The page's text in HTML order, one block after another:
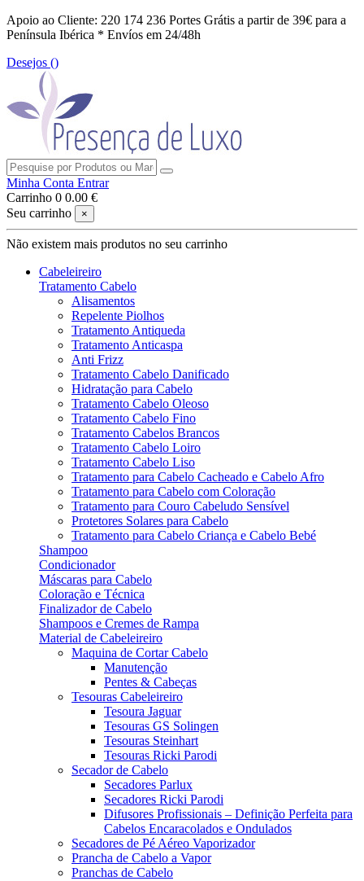
Apoio ao Cliente: 220 174 236 Portes Grátis a partir de 39€ para a
Península Ibérica * Envíos em 24/48h
Desejos ()
Minha Conta Entrar
Carrinho 0 0.00 €
Seu carrinho
×
Não existem mais produtos no seu carrinho
Cabeleireiro
Tratamento Cabelo
Alisamentos
Repelente Piolhos
Tratamento Antiqueda
Tratamento Anticaspa
Anti Frizz
Tratamento Cabelo Danificado
Hidratação para Cabelo
Tratamento Cabelo Oleoso
Tratamento Cabelo Fino
Tratamento Cabelos Brancos
Tratamento Cabelo Loiro
Tratamento Cabelo Liso
Tratamento para Cabelo Cacheado e Cabelo Afro
Tratamento para Cabelo com Coloração
Tratamento para Couro Cabeludo Sensível
Protetores Solares para Cabelo
Tratamento para Cabelo Criança e Cabelo Bebé
Shampoo
Condicionador
Máscaras para Cabelo
Coloração e Técnica
Finalizador de Cabelo
Shampoos e Cremes de Rampa
Material de Cabeleireiro
Maquina de Cortar Cabelo
Manutenção
Pentes & Cabeças
Tesouras Cabeleireiro
Tesoura Jaguar
Tesouras GS Solingen
Tesouras Steinhart
Tesouras Ricki Parodi
Secador de Cabelo
Secadores Parlux
Secadores Ricki Parodi
Difusores Profissionais – Definição Perfeita para
Cabelos Encaracolados e Ondulados
Secadores de Pé Aéreo Vaporizador
Prancha de Cabelo a Vapor
Pranchas de Cabelo